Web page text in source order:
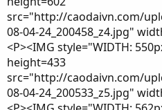
src="http://caodaivn.com/
08-04-24_200458_z4.jpg"
<P><IMG style="WIDTH:
height=433
src="http://caodaivn.com/
08-04-24_200533_z5.jpg"